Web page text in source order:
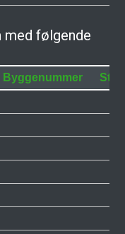
med følgende
Byggenummer